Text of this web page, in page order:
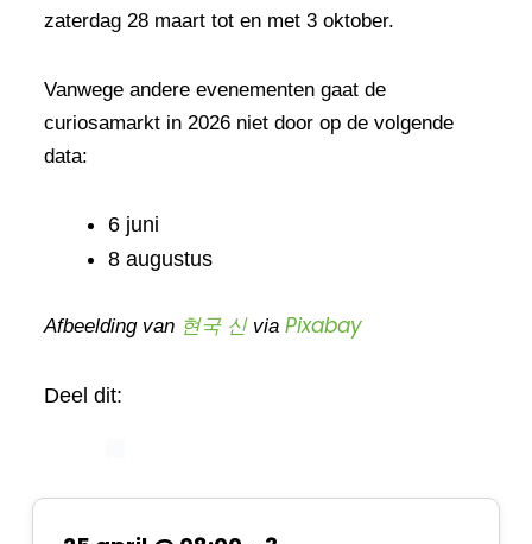
zaterdag 28 maart tot en met 3 oktober.
Vanwege andere evenementen gaat de
curiosamarkt in 2026 niet door op de volgende
data:
6 juni
8 augustus
Afbeelding van 현국 신via Pixabay
Deel dit: